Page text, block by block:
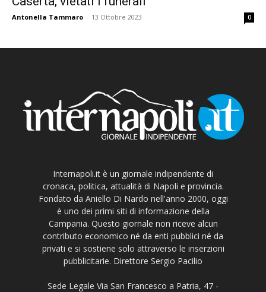
Antonella Tammaro - 13 Ottobre 2023 0
Internapoli.it è un giornale indipendente di
cronaca, politica, attualità di Napoli e provincia.
Fondato da Aniello Di Nardo nell'anno 2000, oggi
è uno dei primi siti di informazione della
Campania. Questo giornale non riceve alcun
contributo economico né da enti pubblici né da
privati e si sostiene solo attraverso le inserzioni
pubblicitarie. Direttore Sergio Pacilio
Sede Legale Via San Francesco a Patria, 47 -